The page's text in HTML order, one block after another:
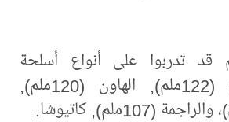
قد تدربوا على أنواع أسلحة
المدفعية المدفع (122ملم), الهاون (120ملم),